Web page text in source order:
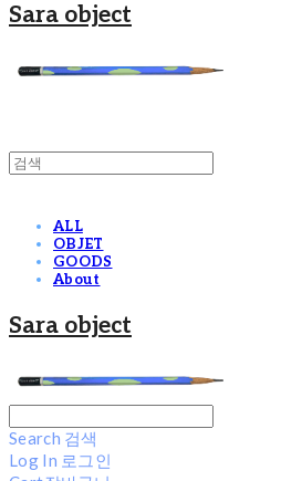
Sara object
ALL
OBJET
GOODS
About
Sara object
Search 검색
Log In 로그인